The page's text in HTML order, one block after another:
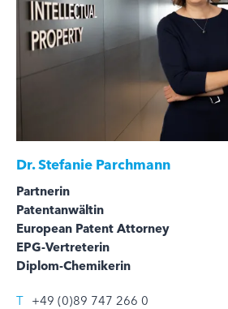
Dr.Stefanie Parchmann
Partnerin
Patentanwältin
European Patent Attorney
EPG-Vertreterin
Diplom-Chemikerin
T +49 (0)89 747 266 0